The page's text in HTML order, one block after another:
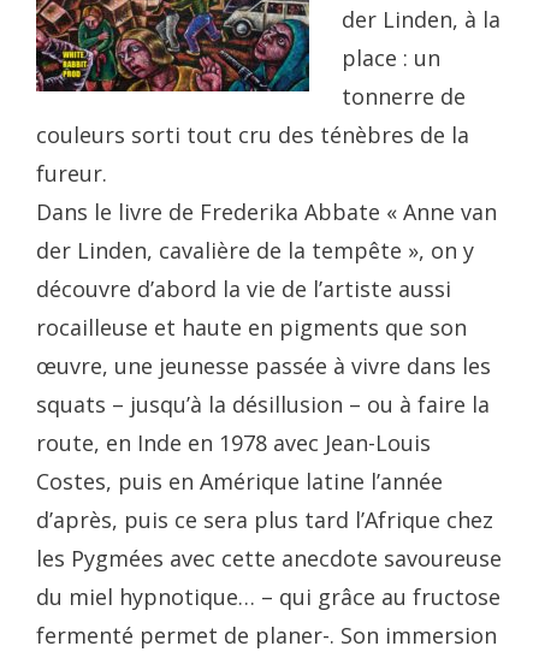
der Linden, à la
place : un
tonnerre de
couleurs sorti tout cru des ténèbres de la
fureur.
Dans le livre de Frederika Abbate « Anne van
der Linden, cavalière de la tempête », on y
découvre d’abord la vie de l’artiste aussi
rocailleuse et haute en pigments que son
œuvre, une jeunesse passée à vivre dans les
squats – jusqu’à la désillusion – ou à faire la
route, en Inde en 1978 avec Jean-Louis
Costes, puis en Amérique latine l’année
d’après, puis ce sera plus tard l’Afrique chez
les Pygmées avec cette anecdote savoureuse
du miel hypnotique… – qui grâce au fructose
fermenté permet de planer-. Son immersion